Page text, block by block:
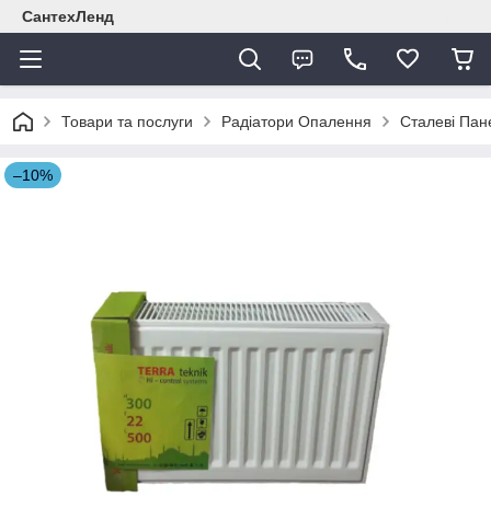
СантехЛенд
Товари та послуги Радіатори Опалення Сталеві
–10%